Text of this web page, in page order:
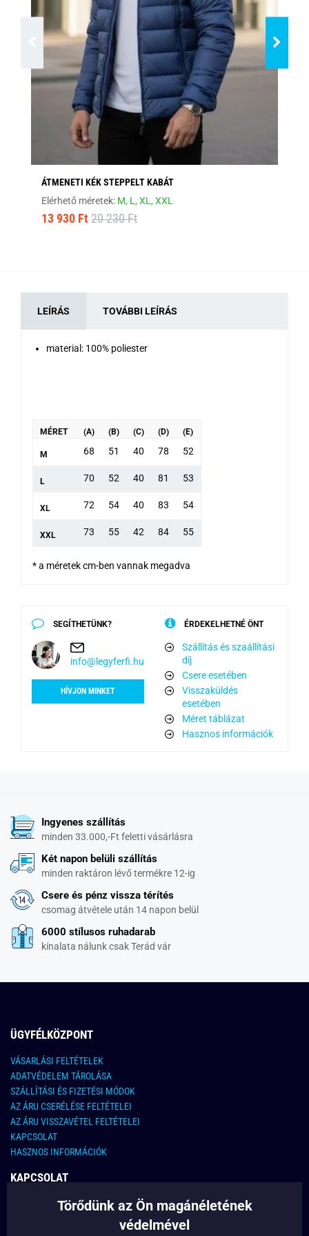
ÁTMENETI KÉK STEPPELT KABÁT
Elérhető méretek: M, L,XL,XXL
13 930 Ft 20 230 Ft
LEÍRÁS TOVÁBBI LEÍRÁS
material: 100% poliester
MÉRET (A) (B) (C) (D) (E)
M 68 51 40 78 52
L 70 52 40 81 53
XL 72 54 40 83 54
XXL 73 55 42 84 55
* a méretek cm-ben vannak megadva
SEGÍTHETÜNK?
info@legyferfi.hu
HÍVJON MINKET
ÉRDEKELHETNÉ ÖNT
Szállítás és szaállítási
díj
Csere esetében
Visszaküldés
esetében
Méret táblázat
Hasznos információk
Ingyenes szállítás
minden 33.000,-Ft feletti vásárlásra
Két napon belüli szállítás
minden raktáron lévő termékre 12-ig
Csere és pénz vissza térítés
csomag átvétele után 14 napon belül
6000 stílusos ruhadarab
kínalata nálunk csak Terád vár
ÜGYFÉLKÖZPONT
VÁSARLÁSI FELTÉTELEK
ADATVÉDELEM TÁROLÁSA
SZÁLLÍTÁSI ÉS FIZETÉSI MÓDOK
AZ ÁRU CSERÉLÉSE FELTÉTELEI
AZ ÁRU VISSZAVÉTEL FELTÉTELEI
KAPCSOLAT
HASZNOS INFORMÁCIÓK
KAPCSOLAT
E-MAIL CÍM:
Törődünk az Ön magánéletének
védelmével